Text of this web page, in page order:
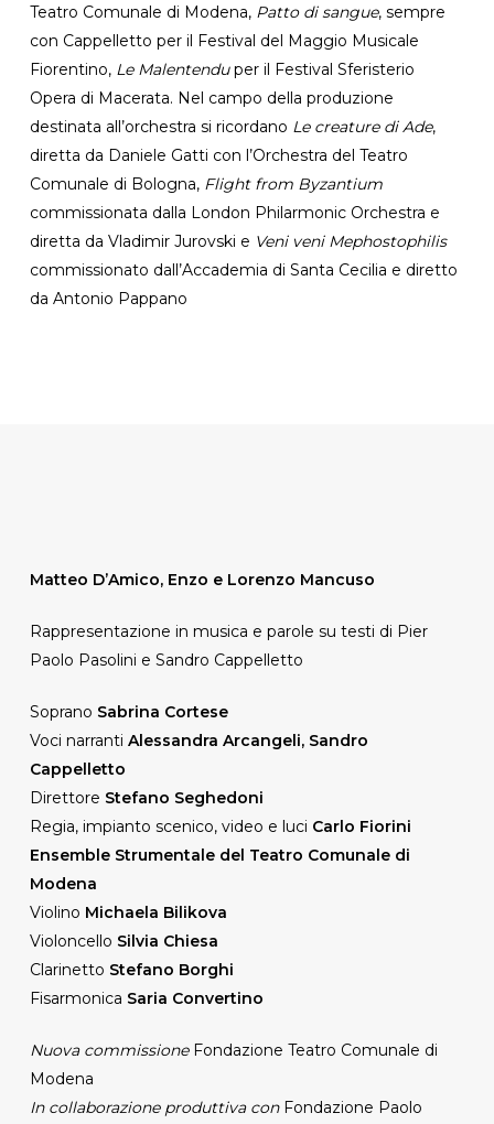
Teatro Comunale di Modena, Patto di sangue, sempre
con Cappelletto per il Festival del Maggio Musicale
Fiorentino, Le Malentenduper il Festival Sferisterio
Opera di Macerata. Nel campo della produzione
destinata all’orchestra si ricordano Le creature di Ade,
diretta da Daniele Gatti con l’Orchestra del Teatro
Comunale di Bologna, Flight from Byzantium
commissionata dalla London Philarmonic Orchestra e
diretta da Vladimir Jurovski e Veni veni Mephostophilis
commissionato dall’Accademia di Santa Cecilia e diretto
da Antonio Pappano
Matteo D’Amico, Enzo e Lorenzo Mancuso
Rappresentazione in musica e parole su testi di Pier
Paolo Pasolini e Sandro Cappelletto
Soprano Sabrina Cortese
Voci narranti Alessandra Arcangeli, Sandro
Cappelletto
Direttore Stefano Seghedoni
Regia, impianto scenico, video e luci Carlo Fiorini
Ensemble Strumentale del Teatro Comunale di
Modena
Violino Michaela Bilikova
Violoncello Silvia Chiesa
Clarinetto Stefano Borghi
Fisarmonica Saria Convertino
Nuova commissione Fondazione Teatro Comunale di
Modena
In collaborazione produttiva con Fondazione Paolo